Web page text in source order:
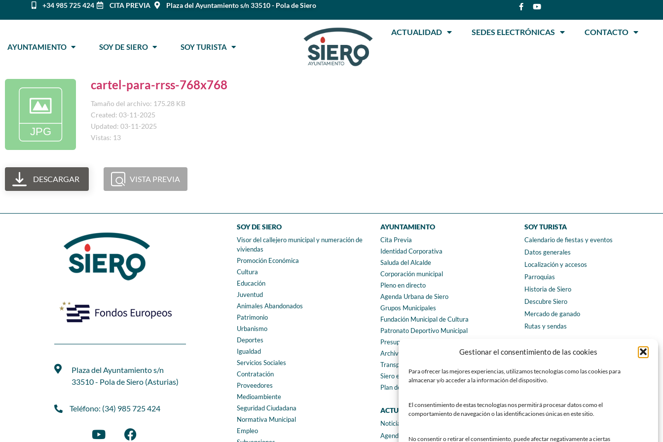
Gestionar el consentimiento de las cookies
Para ofrecer las mejores experiencias, utilizamos tecnologías como las cookies para
almacenar y/o acceder a la información del dispositivo.
El consentimiento de estas tecnologías nos permitirá procesar datos como el
comportamiento de navegación o las identificaciones únicas en este sitio.
No consentir o retirar el consentimiento, puede afectar negativamente a ciertas
+34 985 725 424 CITA PREVIA Plaza del Ayuntamiento s/n 33510 - Pola de Siero
AYUNTAMIENTO SOY DE SIERO SOY TURISTA
ACTUALIDAD SEDES ELECTRÓNICAS CONTACTO
cartel-para-rrss-768x768
Tamaño del archivo: 175.28 KB
Created: 03-11-2025
Updated: 03-11-2025
Vistas: 13
DESCARGAR VISTA PREVIA
Plaza del Ayuntamiento s/n
33510 - Pola de Siero (Asturias)
Teléfono: (34) 985 725 424
SOY DE SIERO
Visor del callejero municipal y numeración de
viviendas
Promoción Económica
Cultura
Educación
Juventud
Animales Abandonados
Patrimonio
Urbanismo
Deportes
Igualdad
Servicios Sociales
Contratación
Proveedores
Medioambiente
Seguridad Ciudadana
Normativa Municipal
Empleo
AYUNTAMIENTO
Cita Previa
Identidad Corporativa
Saluda del Alcalde
Corporación municipal
Pleno en directo
Agenda Urbana de Siero
Grupos Municipales
Fundación Municipal de Cultura
Patronato Deportivo Municipal
Presupuestos municipales
Archivo municipal
Transparencia
Siero en Cifras
Plan de igualdad
ACTUALIDAD
Noticias
Agenda
SOY TURISTA
Calendario de fiestas y eventos
Datos generales
Localización y accesos
Parroquias
Historia de Siero
Descubre Siero
Mercado de ganado
Rutas y sendas
CONTACTO
Teléfonos de interés
Formulario de contacto